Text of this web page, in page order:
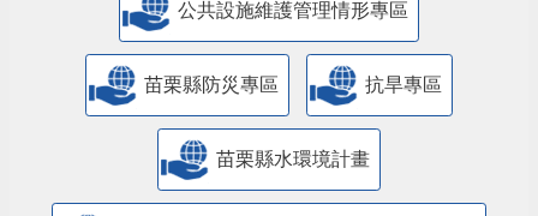
​公共設施維護管理情形專區
苗栗縣防災專區 抗旱專區
苗栗縣水環境計畫